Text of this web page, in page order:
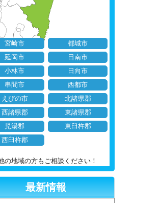
宮崎市
都城市
延岡市
日南市
小林市
日向市
串間市
西都市
えびの市
北諸県郡
西諸県郡
東諸県郡
児湯郡
東臼杵郡
西臼杵郡
の地域の方もご相談ください！
最新情報